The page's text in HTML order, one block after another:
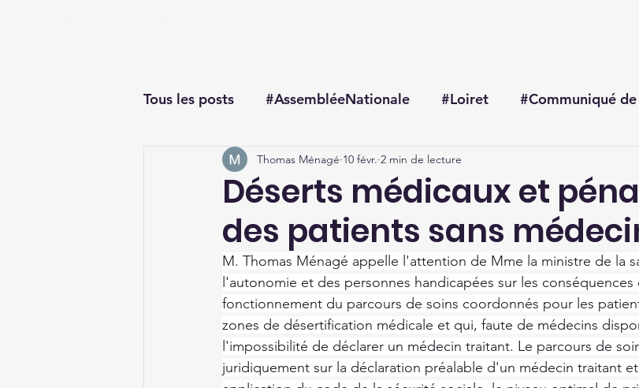
Tous les posts #AssembléeNationale #Loiret #Communiqué
#questionorale
Déserts médicaux et
des patients sans
Thomas Ménagé 10 févr. 2 min de lecture
M. Thomas Ménagé appelle l'attention de Mme la ministre de la
l'autonomie et des personnes handicapées sur les
fonctionnement du parcours de soins coordonnés pour les
zones de désertification médicale et qui, faute de médecins
l'impossibilité de déclarer un médecin traitant. Le parcours de
juridiquement sur la déclaration préalable d'un médecin traitant